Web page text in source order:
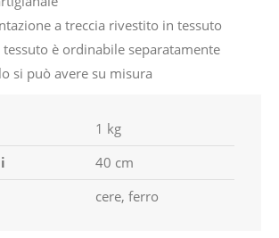
a treccia rivestito in tessuto
è ordinabile separatamente
si può avere su misura
1 kg
40 cm
cere, ferro